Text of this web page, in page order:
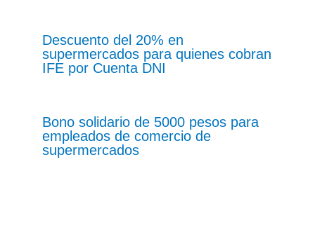
Descuento del 20% en
supermercados para quienes cobran
IFE por Cuenta DNI
Bono solidario de 5000 pesos para
empleados de comercio de
supermercados